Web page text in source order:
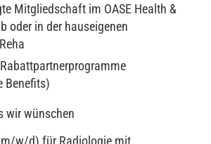
Mitgliedschaft im OASE Health &
oder in der hauseigenen
Benefits)
wir wünschen
w/d) für Radiologie mit